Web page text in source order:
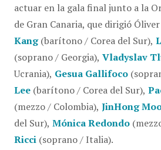
actuar en la gala final junto a la
de Gran Canaria, que dirigió
Kang(barítono / Corea del Sur),
(soprano / Georgia), Vladyslav
Ucrania), Gesua Gallifoco
Lee (barítono / Corea del Sur),
(mezzo / Colombia), JinHong
del Sur), Mónica Redondo
Ricci (soprano / Italia).